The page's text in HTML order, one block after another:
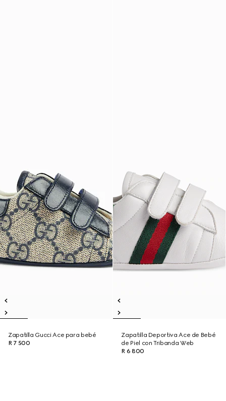
Zapatilla Gucci Ace para bebé
R 7 500
Zapatilla Deportiva Ace de Bebé
de Piel con Tribanda Web
R 6 800